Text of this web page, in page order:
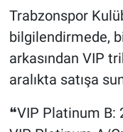
Trabzonspor
bilgilendirmede,
arkasından VIP
aralıkta satışa
❝VIP Platinum B: